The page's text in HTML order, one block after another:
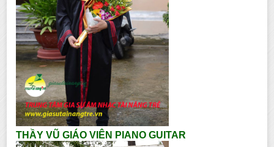
THẦY VŨ GIÁO VIÊN PIANO GUITAR